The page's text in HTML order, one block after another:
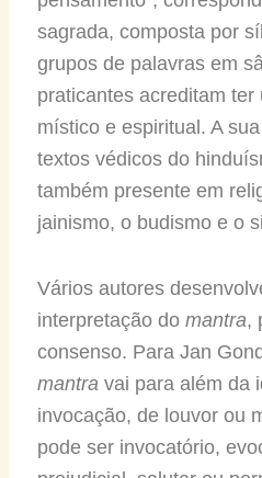
sagrada, composta por
grupos de palavras em
praticantes acreditam ter
místico e espiritual. A
textos védicos do
também presente em
jainismo, o budismo e o
Vários autores
interpretação do mantra,
consenso. Para Jan
mantravai para além da
invocação, de louvor ou
pode ser invocatório,